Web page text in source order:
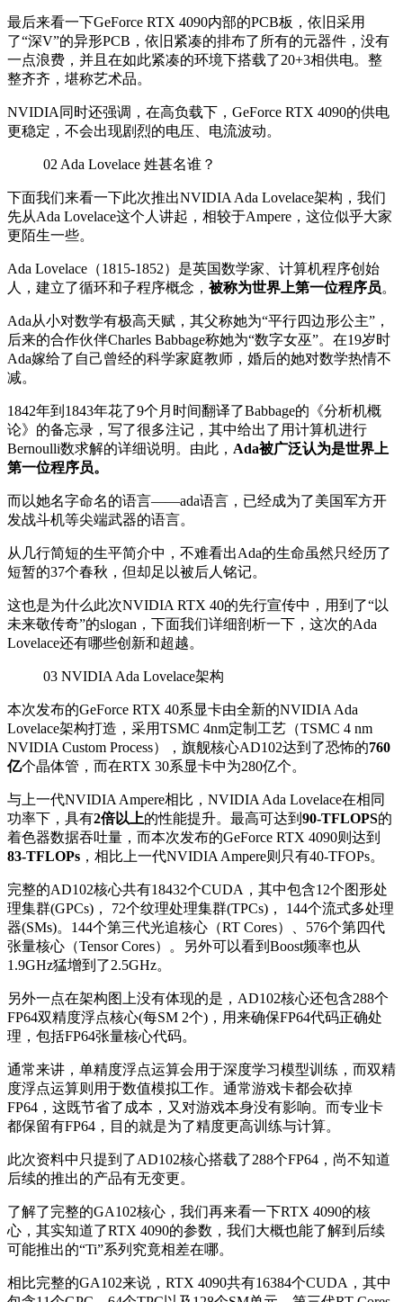
最后来看一下GeForce RTX 4090内部的PCB板，依旧采用
了“深V”的异形PCB，依旧紧凑的排布了所有的元器件，没有
一点浪费，并且在如此紧凑的环境下搭载了20+3相供电。整
整齐齐，堪称艺术品。
NVIDIA同时还强调，在高负载下，GeForce RTX 4090的供电
更稳定，不会出现剧烈的电压、电流波动。
02 Ada Lovelace 姓甚名谁？
下面我们来看一下此次推出NVIDIA Ada Lovelace架构，我们
先从Ada Lovelace这个人讲起，相较于Ampere，这位似乎大家
更陌生一些。
Ada Lovelace （1815-1852） 是英国数学家、 计算机程序创始
人，建立了循环和子程序概念， 被称为世界上第一位程序员。
Ada从小对数学有极高天赋，其父称她为“平行四边形公主”，
后来的合作伙伴Charles Babbage称她为“数字女巫”。在19岁时
Ada嫁给了自己曾经的科学家庭教师，婚后的她对数学热情不
减。
1842年到1843年花了9个月时间翻译了Babbage的《分析机概
论》的备忘录，写了很多注记，其中给出了用计算机进行
Bernoulli数求解的详细说明。由此， Ada被广泛认为是世界上
第一位程序员。
而以她名字命名的语言——ada语言，已经成为了美国军方开
发战斗机等尖端武器的语言。
从几行简短的生平简介中，不难看出Ada的生命虽然只经历了
短暂的37个春秋，但却足以被后人铭记。
这也是为什么此次NVIDIA RTX 40的先行宣传中，用到了“以
未来敬传奇”的slogan，下面我们详细剖析一下，这次的Ada
Lovelace还有哪些创新和超越。
03 NVIDIA Ada Lovelace架构
本次发布的GeForce RTX 40系显卡由全新的NVIDIA Ada
Lovelace架构打造，采用TSMC 4nm定制工艺（TSMC 4 nm
NVIDIA Custom Process），旗舰核心AD102达到了恐怖的760
亿个晶体管，而在RTX 30系显卡中为280亿个。
与上一代NVIDIA Ampere相比，NVIDIA Ada Lovelace在相同
功率下，具有2倍以上的性能提升。最高可达到 90-TFLOPS的
着色器数据吞吐量，而本次发布的GeForce RTX 4090则达到
83-TFLOPs ，相比上一代NVIDIA Ampere则只有40-TFOPs。
完整的AD102核心共有18432个CUDA，其中包含12个图形处
理集群(GPCs)， 72个纹理处理集群(TPCs)， 144个流式多处理
器(SMs)。144个第三代光追核心（RT Cores）、576个第四代
张量核心（Tensor Cores）。另外可以看到Boost频率也从
1.9GHz猛增到了2.5GHz。
另外一点在架构图上没有体现的是，AD102核心还包含288个
FP64双精度浮点核心(每SM 2个)，用来确保FP64代码正确处
理，包括FP64张量核心代码。
通常来讲，单精度浮点运算会用于深度学习模型训练，而双精
度浮点运算则用于数值模拟工作。通常游戏卡都会砍掉
FP64，这既节省了成本，又对游戏本身没有影响。而专业卡
都保留有FP64，目的就是为了精度更高训练与计算。
此次资料中只提到了AD102核心搭载了288个FP64，尚不知道
后续的推出的产品有无变更。
了解了完整的GA102核心，我们再来看一下RTX 4090的核
心，其实知道了RTX 4090的参数，我们大概也能了解到后续
可能推出的“Ti”系列究竟相差在哪。
相比完整的GA102来说，RTX 4090共有16384个CUDA，其中